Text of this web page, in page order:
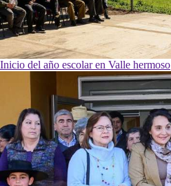
Inicio del año escolar en Valle hermoso